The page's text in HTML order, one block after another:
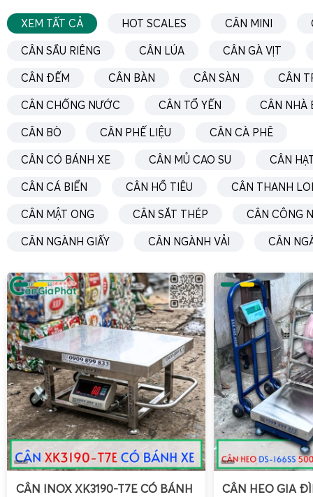
Cân điện tử Tanita KD-192 2kg trong ngành yến sào
Trong ngành yến sào, việc định lượng chính xác từng
đến giá trị sản phẩm.Cân Tanita KD-92 cân tổ
(cách
nhiều chủ cơ sở, thực chất là
Tanita KD-192 2kg
) được sử
Cân tổ yến thô trước khi làm sạch, phân loại theo
sau khi nhặt lông, đảm bảo đúng
g, 100 g, 250 g, 500 g.
Cân nguyên liệu phụnhư đường phèn, táo đỏ, hạt
Độ chia 1 g của
thất thoát nguyên liệu, đồng thời tạo sự tin tưởng cho
nguy cơ nhiễm chéo giữa các mẻ sản xuất.
Cân điện tử Tanita KD-192 2kg cân hạt điều và các loại hạt
Đối với các cơ sở kinh doanh hạt điều, hạt mắc ca, hạnh
việc sử dụngcân hạt điều
chính xác là yếu tố then chốt để
đảm bảo uy tín.Tanita KD-192 2kgđáp ứng tốt các yêu cầu:
Cân lẻ theo túi100 g, 200 g, 250 g, 500 g, 1 kg với sai
Cân kiểm tratrọng lượng ngẫu nhiên trong quá trình
Cân phối trộnnhiều loại hạt trong cùng một sản phẩm
Chức năngTARE (trừ bì)trên cân điện tử Tanita KD-192
túi hoặc hộp nhựa lên cân, nhấn TARE để đưa về 0, sau
XEM TẤT CẢ HOT SCALES CÂN MINI
CÂN SẦU RIÊNG CÂN LÚA CÂN GÀ VỊT
CÂN ĐẾM CÂN BÀN CÂN SÀN CÂN
CÂN CHỐNG NƯỚC CÂN TỔ YẾN CÂN NHÀ
CÂN BÒ CÂN PHẾ LIỆU CÂN CÀ PHÊ
CÂN CÓ BÁNH XE CÂN MỦ CAO SU CÂN
CÂN CÁ BIỂN CÂN HỒ TIÊU CÂN THANH
CÂN MẬT ONG CÂN SẮT THÉP CÂN CÔNG
CÂN NGÀNH GIẤY CÂN NGÀNH VẢI CÂN
CÂN INOX XK3190-T7E CÓ BÁNH
CÂN HEO GIA